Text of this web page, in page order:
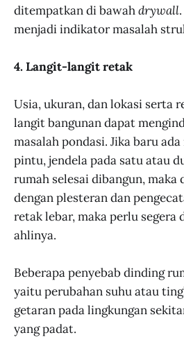
ditempatkan di bawahdrywall
menjadi indikator masalah
4. Langit-langit retak
Usia, ukuran, dan lokasi serta
langit bangunan dapat
masalah pondasi. Jika baru
pintu, jendela pada satu atau
rumah selesai dibangun,
dengan plesteran dan
retak lebar, maka perlu segera
ahlinya.
Beberapa penyebab dinding
yaitu perubahan suhu atau
getaran pada lingkungan
yang padat.